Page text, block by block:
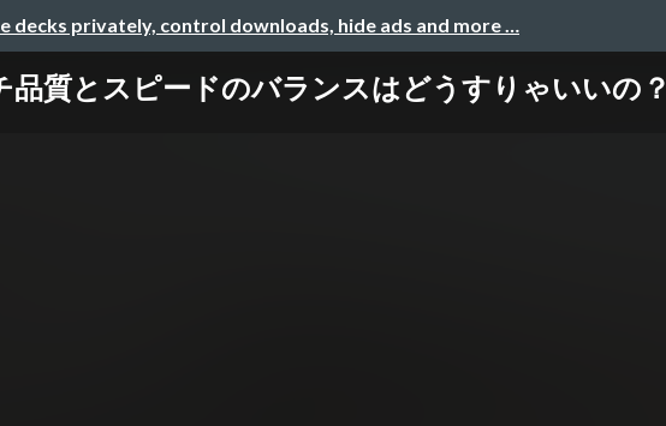
decks privately, control downloads, hide ads and more …
質とスピードのバランスはどうすりゃいいの？